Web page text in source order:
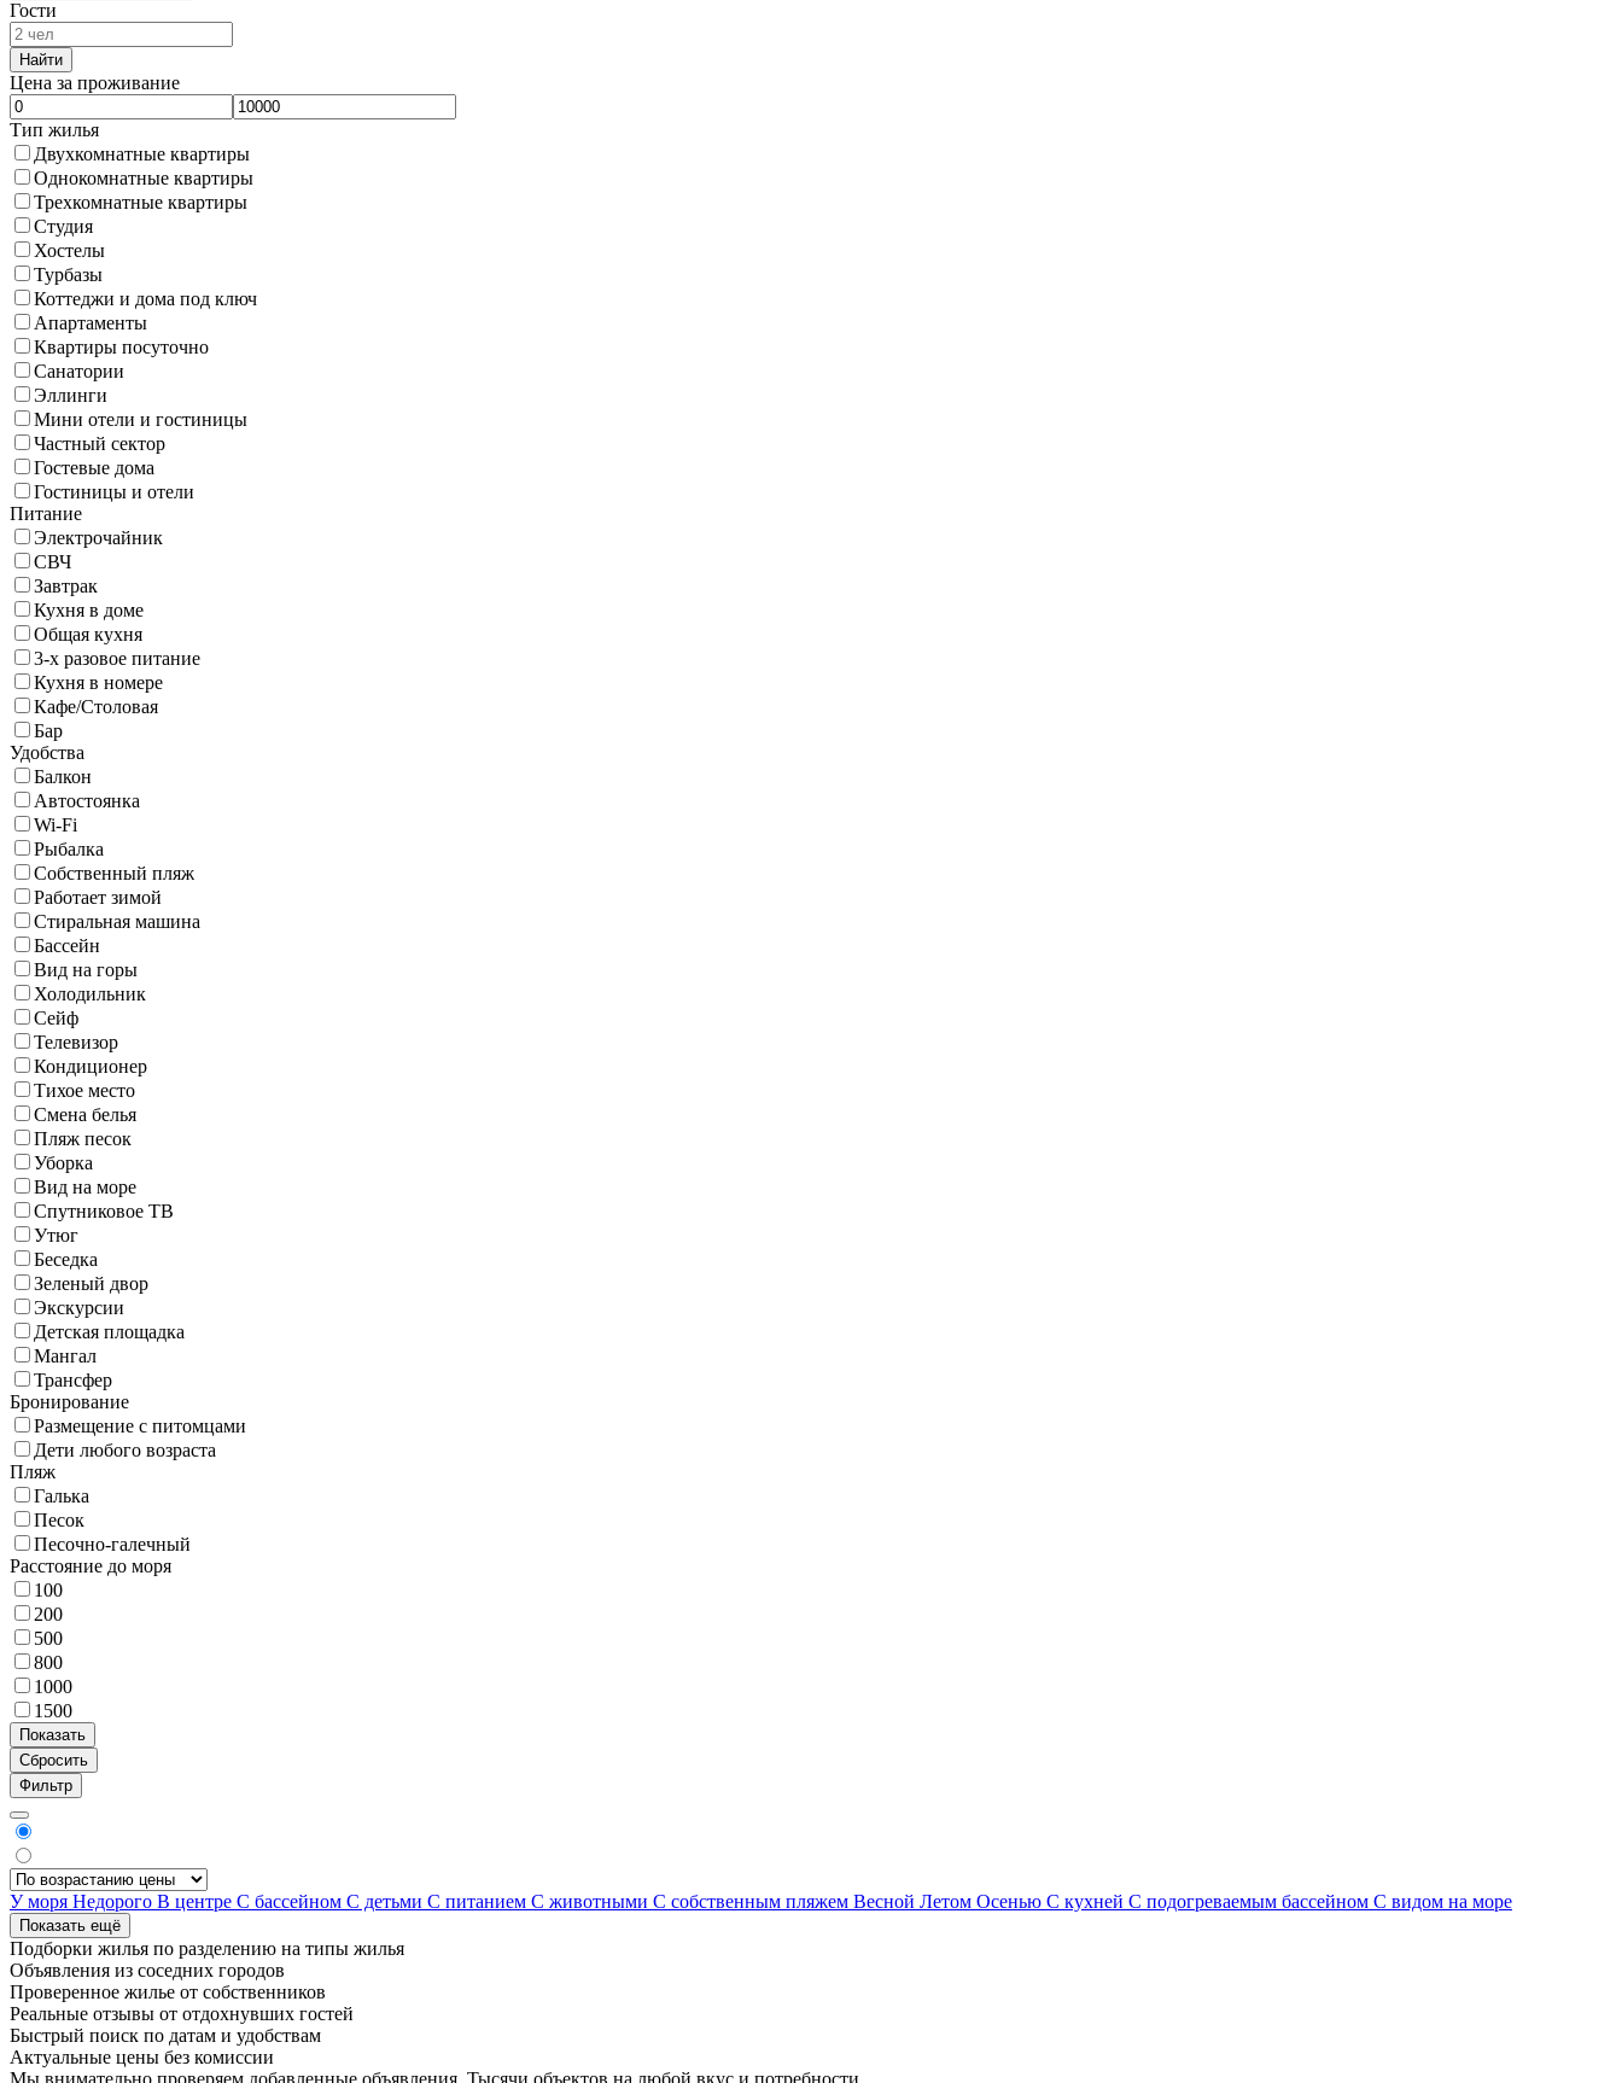
Гости
Найти
Цена за проживание
Тип жилья
Двухкомнатные квартиры
Однокомнатные квартиры
Трехкомнатные квартиры
Студия
Хостелы
Турбазы
Коттеджи и дома под ключ
Апартаменты
Квартиры посуточно
Санатории
Эллинги
Мини отели и гостиницы
Частный сектор
Гостевые дома
Гостиницы и отели
Питание
Электрочайник
СВЧ
Завтрак
Кухня в доме
Общая кухня
3-х разовое питание
Кухня в номере
Кафе/Столовая
Бар
Удобства
Балкон
Автостоянка
Wi-Fi
Рыбалка
Собственный пляж
Работает зимой
Стиральная машина
Бассейн
Вид на горы
Холодильник
Сейф
Телевизор
Кондиционер
Тихое место
Смена белья
Пляж песок
Уборка
Вид на море
Спутниковое ТВ
Утюг
Беседка
Зеленый двор
Экскурсии
Детская площадка
Мангал
Трансфер
Бронирование
Размещение с питомцами
Дети любого возраста
Пляж
Галька
Песок
Песочно-галечный
Расстояние до моря
100
200
500
800
1000
1500
Фильтр
У моря Недорого В центре С бассейном С детьми С питанием С животными С собственным пляжем Весной Летом Осенью С кухней С подогреваемым бассейном С видом на море
Показать ещё
Подборки жилья по разделению на типы жилья
Объявления из соседних городов
Проверенное жилье от собственников
Реальные отзывы от отдохнувших гостей
Быстрый поиск по датам и удобствам
Актуальные цены без комиссии
Мы внимательно проверяем добавленные объявления. Тысячи объектов на любой вкус и потребности